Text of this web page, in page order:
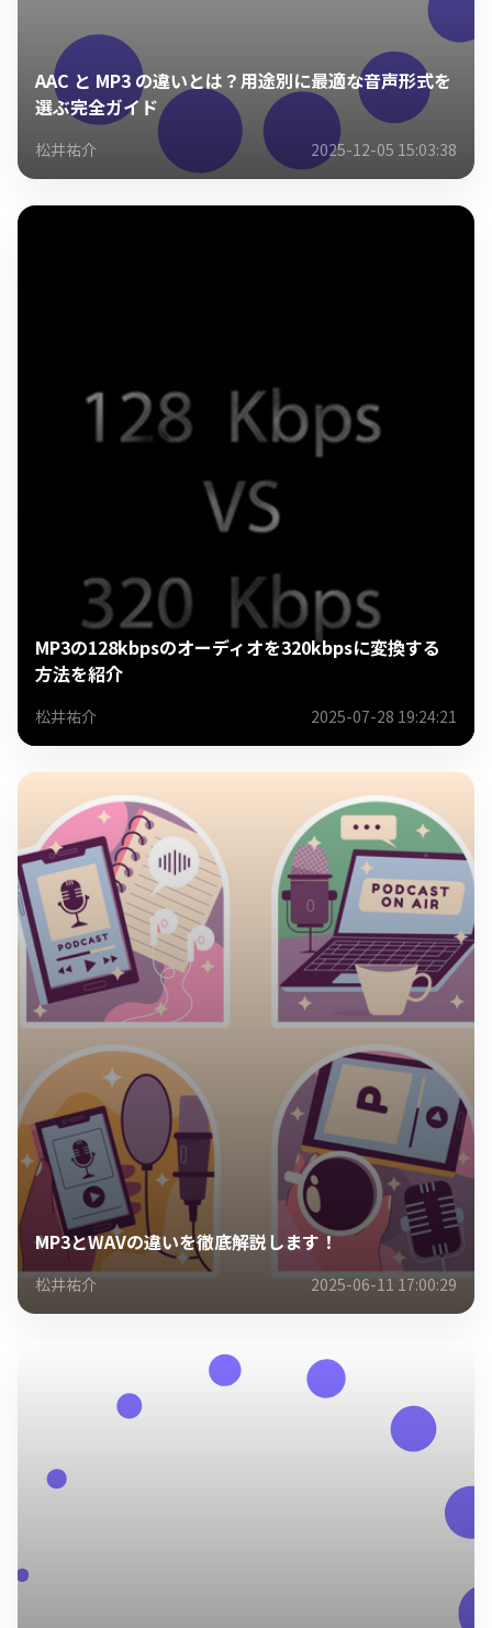
AAC と MP3 の違いとは？用途別に最適な音声形式を
選ぶ完全ガイド
松井祐介 2025-12-05 15:03:38
MP3の128kbpsのオーディオを320kbpsに変換する
方法を紹介
松井祐介 2025-07-28 19:24:21
MP3とWAVの違いを徹底解説します！
松井祐介 2025-06-11 17:00:29